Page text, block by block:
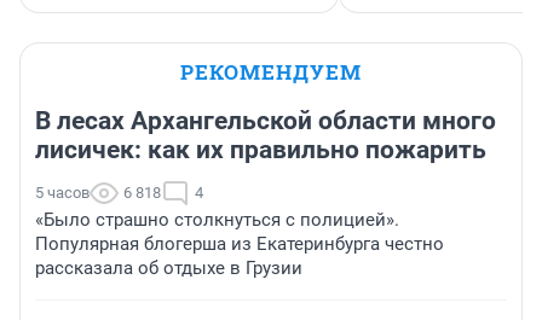
РЕКОМЕНДУЕМ
В лесах Архангельской области много
лисичек: как их правильно пожарить
5 часов 6 818 4
«Было страшно столкнуться с полицией».
Популярная блогерша из Екатеринбурга честно
рассказала об отдыхе в Грузии